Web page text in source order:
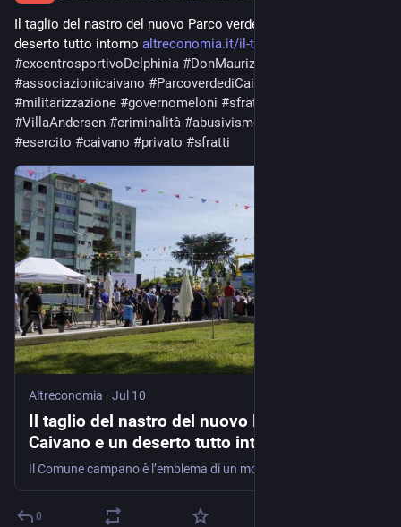
Il taglio del nastro del nuovo Parco verde di Caivano e un
deserto tutto intorno altreconomia.it/il-taglio-del-
#excentrosportivoDelphinia #DonMaurizioPatriciello
#associazionicaivano #ParcoverdediCaivano
#militarizzazione #governomeloni #sfrattidacasa
#VillaAndersen #criminalità #abusivismo
#esercito #caivano #privato #sfratti
Altreconomia · Jul 10
Il taglio del nastro del nuovo Parco verde di
Caivano e un deserto tutto intorno
0